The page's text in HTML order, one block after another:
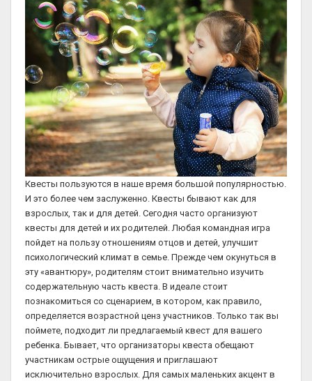
Квесты пользуются в наше время большой популярностью.
И это более чем заслуженно. Квесты бывают как для
взрослых, так и для детей. Сегодня часто организуют
квесты для детей и их родителей. Любая командная игра
пойдет на пользу отношениям отцов и детей, улучшит
психологический климат в семье. Прежде чем окунуться в
эту «авантюру», родителям стоит внимательно изучить
содержательную часть квеста. В идеале стоит
познакомиться со сценарием, в котором, как правило,
определяется возрастной ценз участников. Только так вы
поймете, подходит ли предлагаемый квест для вашего
ребенка. Бывает, что организаторы квеста обещают
участникам острые ощущения и приглашают
исключительно взрослых. Для самых маленьких акцент в